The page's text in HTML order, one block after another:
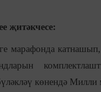
җитәкчесе:
марафонда
көнендә